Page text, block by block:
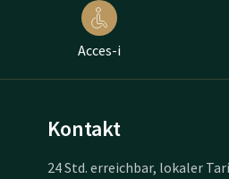
Acces-i
Kontakt
24 Std. erreichbar, lokaler